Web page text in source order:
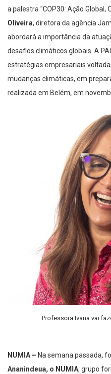
a palestra “COP30: Ação Global,
Oliveira, diretora da agência
abordará a importância da
desafios climáticos globais. A
estratégias empresariais
mudanças climáticas, em
realizada em Belém, em
Professora Ivana vai
NUMIA – Na semana passada,
Ananindeua, o NUMIA, grupo